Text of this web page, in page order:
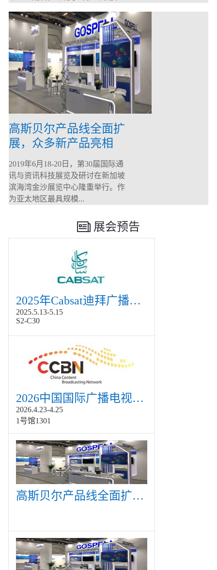
高斯贝尔产品线全面扩
展，众多新产品亮相
CommunicAsia 2019
2019年6月18-20日，第30届国际通
讯与资讯科技展览及研讨在新加坡
滨海湾金沙展览中心隆重举行。作
为亚太地区最具规模...
展会预告
2025年Cabsat迪拜广播电视展
2025.5.13-5.15
S2-C30
2026中国国际广播电视信息网络展览会展
2026.4.23-4.25
1号馆1301
高斯贝尔产品线全面扩展，众多新产品亮相CommunicAsia 2019